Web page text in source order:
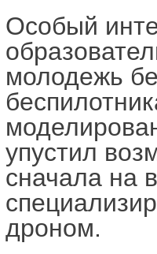
Особый
молодежь
упустил
сначала на
дроном.